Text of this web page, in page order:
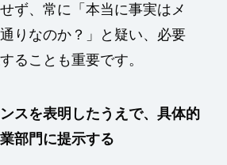
ず、常に「本当に事実はメ
りなのか？」と疑い、必要
ることも重要です。
スを表明したうえで、具体的
部門に提示する